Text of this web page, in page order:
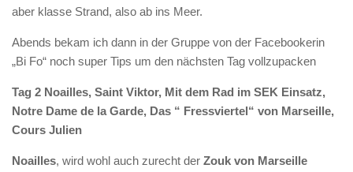
aber klasse Strand, also ab ins Meer.
Abends bekam ich dann in der Gruppe von der Facebookerin
„Bi Fo“ noch super Tips um den nächsten Tag vollzupacken
Tag 2 Noailles, Saint Viktor, Mit dem Rad im SEK Einsatz,
Notre Dame de la Garde, Das “ Fressviertel“ von Marseille,
Cours Julien
Noailles, wird wohl auch zurecht der Zouk von Marseille